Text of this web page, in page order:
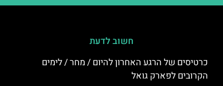
חשוב לדעת
כרטיסים של הרגע האחרון להיום / מחר / לימים
הקרובים לפארק גואל